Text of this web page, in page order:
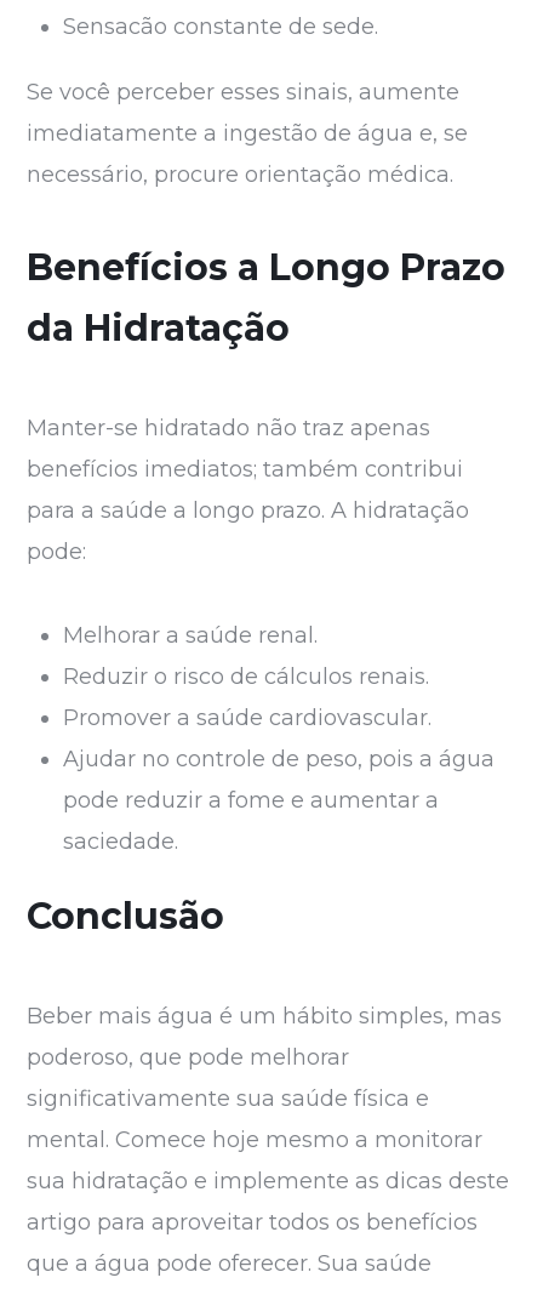
Sensacão constante de sede.
Se você perceber esses sinais, aumente
imediatamente a ingestão de água e, se
necessário, procure orientação médica.
Benefícios a Longo Prazo
da Hidratação
Manter-se hidratado não traz apenas
benefícios imediatos; também contribui
para a saúde a longo prazo. A hidratação
pode:
Melhorar a saúde renal.
Reduzir o risco de cálculos renais.
Promover a saúde cardiovascular.
Ajudar no controle de peso, pois a água
pode reduzir a fome e aumentar a
saciedade.
Conclusão
Beber mais água é um hábito simples, mas
poderoso, que pode melhorar
significativamente sua saúde física e
mental. Comece hoje mesmo a monitorar
sua hidratação e implemente as dicas deste
artigo para aproveitar todos os benefícios
que a água pode oferecer. Sua saúde